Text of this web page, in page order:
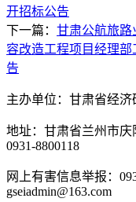
开招标公告
下一篇： 甘肃公航旅路
容改造工程项目经理
告
主办单位：甘肃省经济
地址：甘肃省兰州市庆
0931-8800118
网上有害信息举报：
gseiadmin@163.com